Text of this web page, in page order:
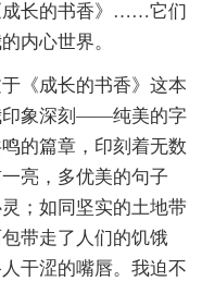
成长的书香》……它们
内心世界。
《成长的书香》这本
印象深刻——纯美的字
的篇章，印刻着无数
亮，多优美的句子
；如同坚实的土地带
带走了人们的饥饿
干涩的嘴唇。我迫不